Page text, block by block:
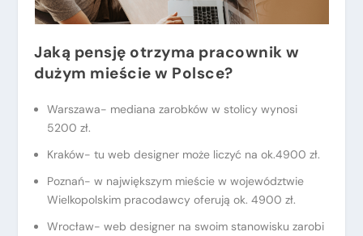
Jaką pensję otrzyma pracownik w
dużym mieście w Polsce?
Warszawa- mediana zarobków w stolicy wynosi
5200 zł.
Kraków- tu web designer może liczyć na ok.4900 zł.
Poznań- w największym mieście w województwie
Wielkopolskim pracodawcy oferują ok. 4900 zł.
Wrocław- web designer na swoim stanowisku zarobi